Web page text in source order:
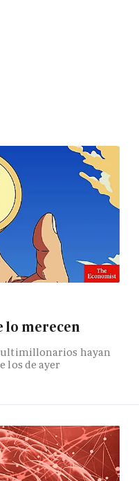
lo merecen
hayan
los de ayer